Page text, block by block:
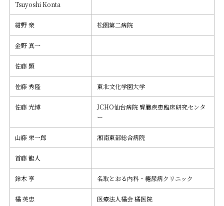
Tsuyoshi Konta
紺野 衆 松園第二病院
金野 真一
佐藤 顕
佐藤 秀隆 東北文化学園大学
佐藤 光博
JCHO仙台病院 腎臓疾患臨床研究センタ
ー
山藤 栄一郎 湘南東部総合病院
首藤 龍人
鈴木 亨 名取とおる内科・糖尿病クリニック
橘 英忠 医療法人橘会 橘医院